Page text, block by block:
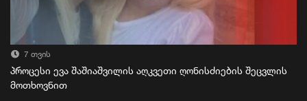
7 თვის
პროცესი ევა შაშიაშვილის აღკვეთი ღონისძიების შეცვლის
მოთხოვნით